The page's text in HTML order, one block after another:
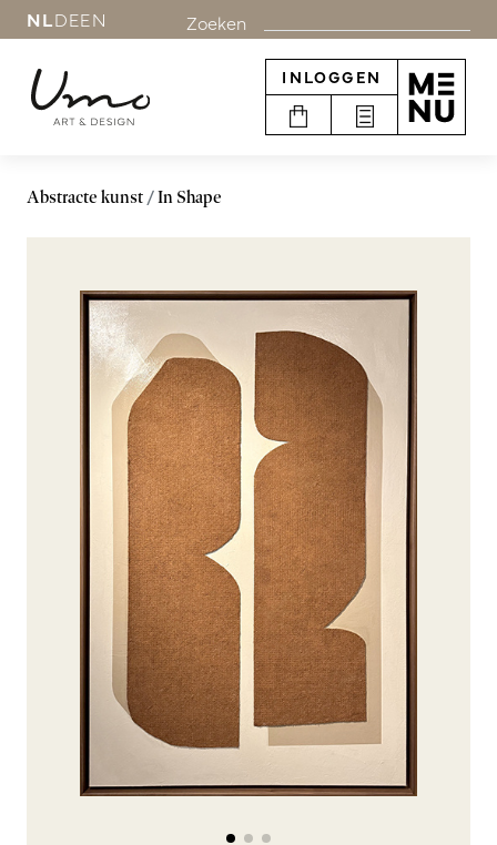
NLDEEN Zoeken
INLOGGEN
Abstracte kunst In Shape